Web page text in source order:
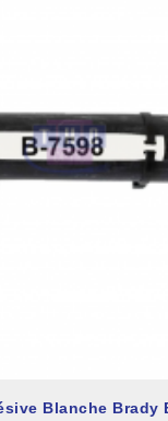
Blanche Brady